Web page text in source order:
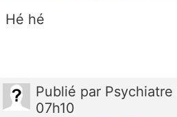
Hé hé
Publié par Psychiatre
07h10